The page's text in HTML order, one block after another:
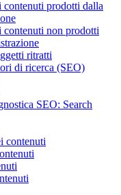
prodotti dalla
non prodotti
ritratti
di ricerca (SEO)
SEO: Search
contenuti